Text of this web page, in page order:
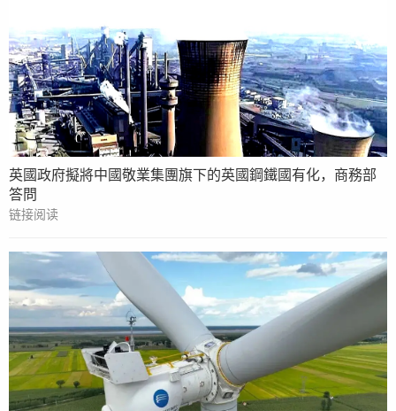
英國政府擬將中國敬業集團旗下的英國鋼鐵國有化，商務部
答問
链接阅读